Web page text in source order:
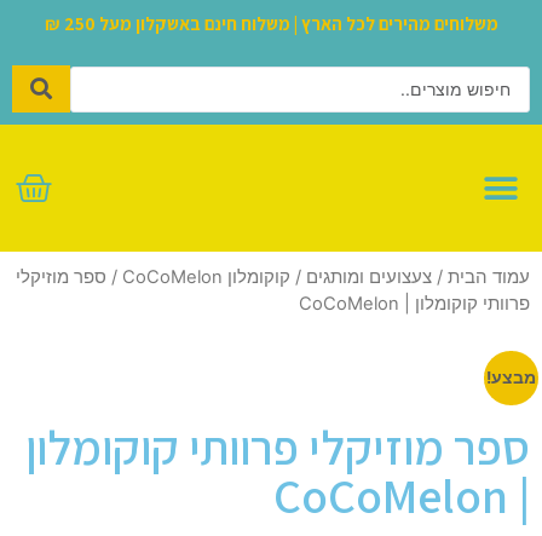
משלוחים מהירים לכל הארץ | משלוח חינם באשקלון מעל 250 ₪
עמוד הבית / צעצועים ומותגים / קוקומלון CoCoMelon
/ ספר מוזיקלי
פרוותי קוקומלון | CoCoMelon
מבצע!
ספר מוזיקלי פרוותי קוקומלון
| CoCoMelon